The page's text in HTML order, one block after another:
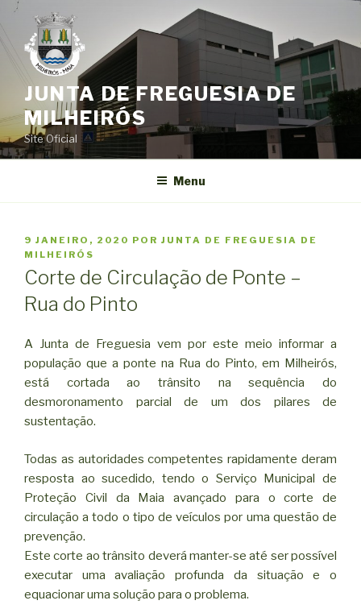
Saltar
o
conteúdo
JUNTA DE FREGUESIA DE
MILHEIRÓS
Site Oficial
Menu
PUBLICADO
EM
9 JANEIRO, 2020 POR JUNTA DE FREGUESIA DE
MILHEIRÓS
Corte de Circulação de Ponte –
Rua do Pinto
A Junta de Freguesia vem por este meio informar a
população que a ponte na Rua do Pinto, em Milheirós,
está cortada ao trânsito na sequência do
desmoronamento parcial de um dos pilares de
sustentação.
Todas as autoridades competentes rapidamente deram
resposta ao sucedido, tendo o Serviço Municipal de
Proteção Civil da Maia avançado para o corte de
circulação a todo o tipo de veículos por uma questão de
prevenção.
Este corte ao trânsito deverá manter-se até ser possível
executar uma avaliação profunda da situação e o
equacionar uma solução para o problema.